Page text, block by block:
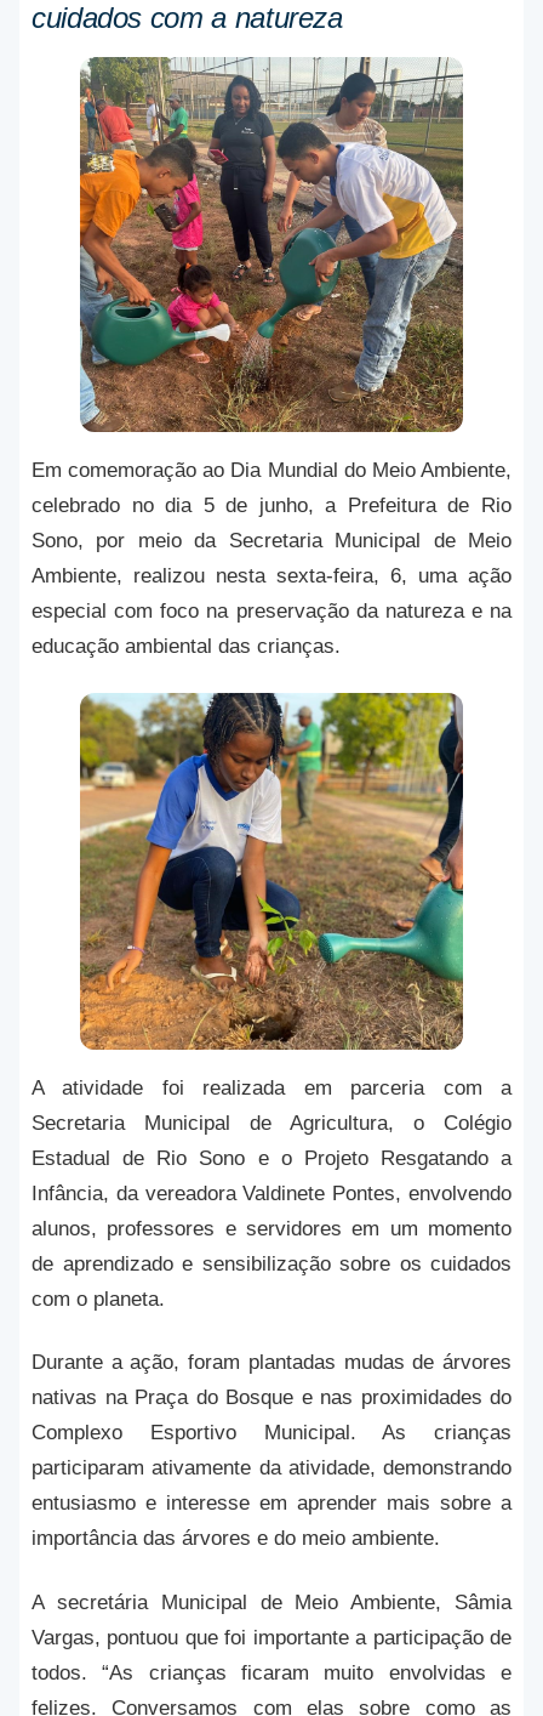
cuidados com a natureza
Em comemoração ao Dia Mundial do Meio Ambiente,
celebrado no dia 5 de junho, a Prefeitura de Rio
Sono, por meio da Secretaria Municipal de Meio
Ambiente, realizou nesta sexta-feira, 6, uma ação
especial com foco na preservação da natureza e na
educação ambiental das crianças.
A atividade foi realizada em parceria com a
Secretaria Municipal de Agricultura, o Colégio
Estadual de Rio Sono e o Projeto Resgatando a
Infância, da vereadora Valdinete Pontes, envolvendo
alunos, professores e servidores em um momento
de aprendizado e sensibilização sobre os cuidados
com o planeta.
Durante a ação, foram plantadas mudas de árvores
nativas na Praça do Bosque e nas proximidades do
Complexo Esportivo Municipal. As crianças
participaram ativamente da atividade, demonstrando
entusiasmo e interesse em aprender mais sobre a
importância das árvores e do meio ambiente.
A secretária Municipal de Meio Ambiente, Sâmia
Vargas, pontuou que foi importante a participação de
todos. “As crianças ficaram muito envolvidas e
felizes. Conversamos com elas sobre como as